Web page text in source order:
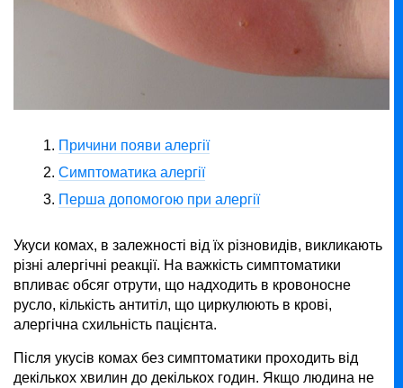
Причини появи алергії
Симптоматика алергії
Перша допомогою при алергії
Укуси комах, в залежності від їх різновидів, викликають
різні алергічні реакції. На важкість симптоматики
впливає обсяг отрути, що надходить в кровоносне
русло, кількість антитіл, що циркулюють в крові,
алергічна схильність пацієнта.
Після укусів комах без симптоматики проходить від
декількох хвилин до декількох годин. Якщо людина не